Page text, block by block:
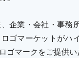
企業・会社・事務
ゴマーケットがハ
マークをご提供い